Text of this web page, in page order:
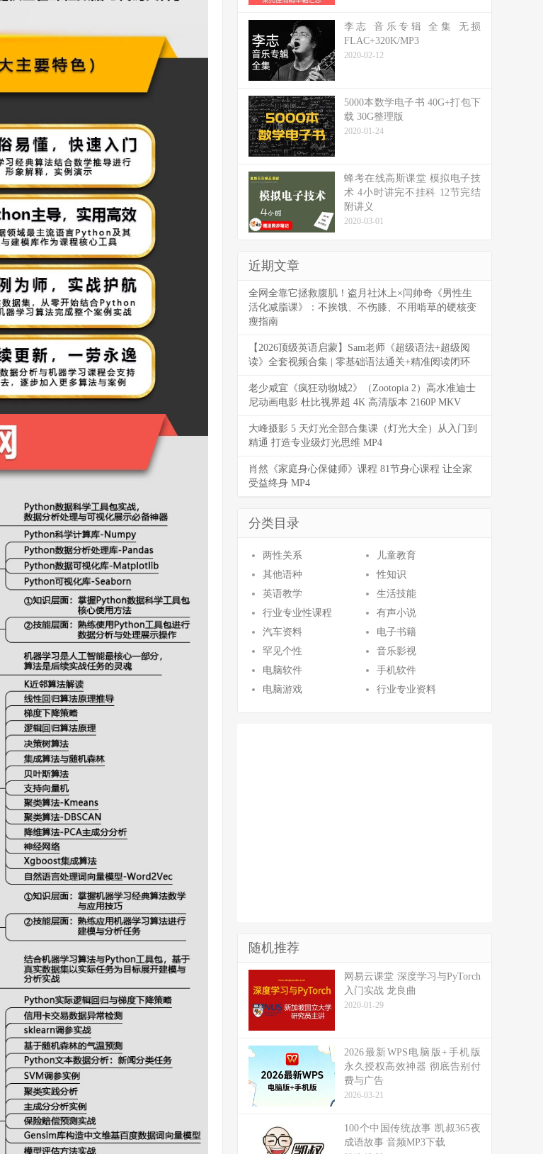
李志 音乐专辑 全集 无损
FLAC+320K/MP3
2020-02-12
5000本数学电子书 40G+打包下
载 30G整理版
2020-01-24
蜂考在线高斯课堂 模拟电子技
术 4小时讲完不挂科 12节完结
附讲义
2020-03-01
近期文章
全网全靠它拯救腹肌！盗月社沐上×闫帅奇《男性生
活化减脂课》：不挨饿、不伤膝、不用啃草的硬核变
瘦指南
【2026顶级英语启蒙】Sam老师《超级语法+超级阅
读》全套视频合集 | 零基础语法通关+精准阅读闭环
老少咸宜《疯狂动物城2》（Zootopia 2）高水准迪士
尼动画电影 杜比视界超 4K 高清版本 2160P MKV
大峰摄影 5 天灯光全部合集课（灯光大全）从入门到
精通 打造专业级灯光思维 MP4
肖然《家庭身心保健师》课程 81节身心课程 让全家
受益终身 MP4
分类目录
两性关系
儿童教育
其他语种
性知识
英语教学
生活技能
行业专业性课程
有声小说
汽车资料
电子书籍
罕见个性
音乐影视
电脑软件
手机软件
电脑游戏
行业专业资料
随机推荐
网易云课堂 深度学习与PyTorch
入门实战 龙良曲
2020-01-29
2026最新WPS电脑版+手机版
永久授权高效神器 彻底告别付
费与广告
2026-03-21
100个中国传统故事 凯叔365夜
成语故事 音频MP3下载